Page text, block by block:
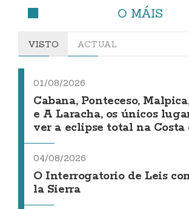
O MÁIS
VISTO ACTUAL
01/08/2026
Cabana, Ponteceso,
e A Laracha, os únicos
ver a eclipse total na Costa
04/08/2026
O Interrogatorio de Leis
la Sierra